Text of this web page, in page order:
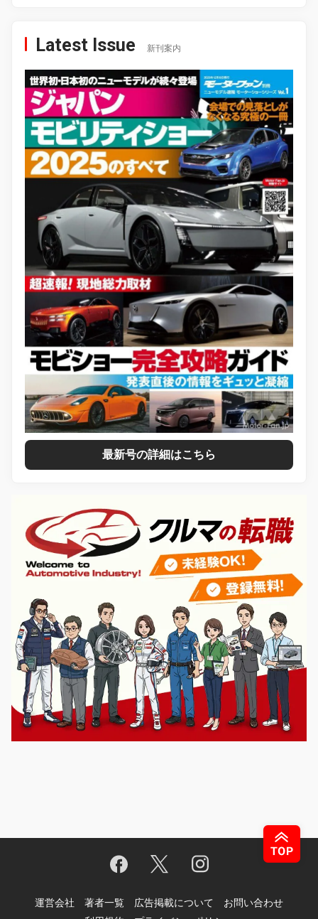
Latest Issue 新刊案内
最新号の詳細はこちら
運営会社 著者一覧 広告掲載について
お問い合わせ